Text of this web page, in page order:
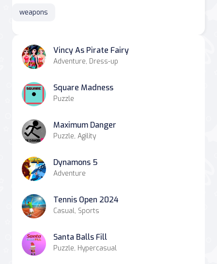
weapons
Vincy As Pirate Fairy
Adventure, Dress-up
Square Madness
Puzzle
Maximum Danger
Puzzle, Agility
Dynamons 5
Adventure
Tennis Open 2024
Casual, Sports
Santa Balls Fill
Puzzle, Hypercasual